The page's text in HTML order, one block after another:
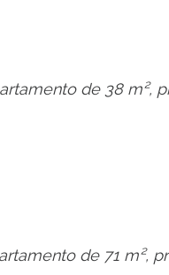
de 38 m²,
de 71 m²,